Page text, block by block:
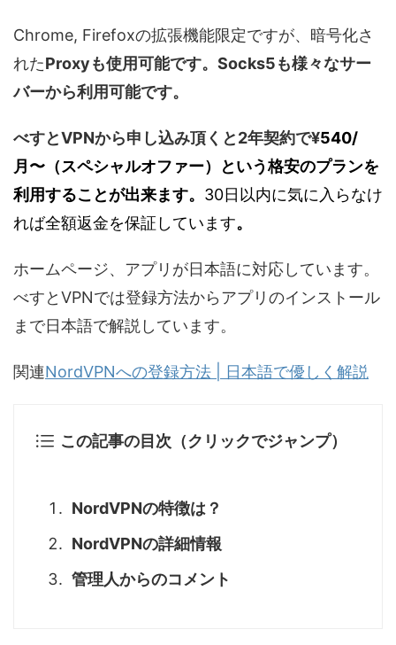
Chrome, Firefoxの拡張機能限定ですが、暗号化さ
れたProxyも使用可能です。Socks5も様々なサー
バーから利用可能です。
べすとVPNから申し込み頂くと2年契約で¥540/
月〜（スペシャルオファー）という格安のプランを
利用することが出来ます。 30日以内に気に入らなけ
れば全額返金を保証しています。
ホームページ、アプリが日本語に対応しています。
べすとVPNでは登録方法からアプリのインストール
まで日本語で解説しています。
関連NordVPNへの登録方法 | 日本語で優しく解説
この記事の目次（クリックでジャンプ）
NordVPNの特徴は？
NordVPNの詳細情報
管理人からのコメント